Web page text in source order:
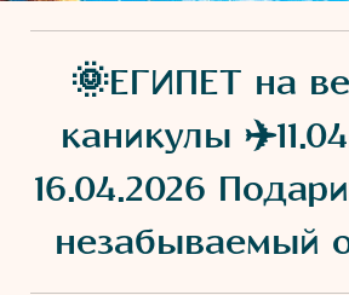
🌞ЕГИПЕТ на
каникулы
16.04.2026
незабываемый